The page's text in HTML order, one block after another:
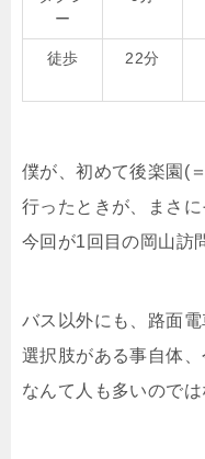
ー
徒歩 22分
僕が、初めて後楽園(
行ったときが、まさに
今回が1回目の岡山訪
バス以外にも、路面電
選択肢がある事自体、
なんて人も多いのでは